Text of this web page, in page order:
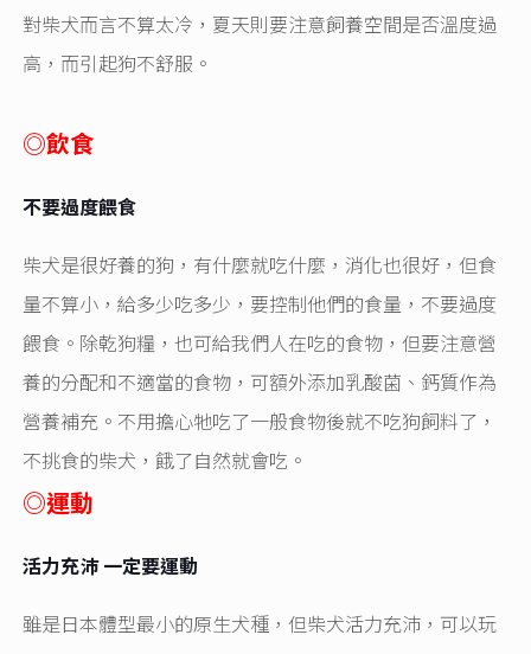
對柴犬而言不算太冷，夏天則要注意飼養空間是否溫度過
高，而引起狗不舒服。
◎飲食
不要過度餵食
柴犬是很好養的狗，有什麼就吃什麼，消化也很好，但食
量不算小，給多少吃多少，要控制他們的食量，不要過度
餵食。除乾狗糧，也可給我們人在吃的食物，但要注意營
養的分配和不適當的食物，可額外添加乳酸菌、鈣質作為
營養補充。不用擔心牠吃了一般食物後就不吃狗飼料了，
不挑食的柴犬，餓了自然就會吃。
◎運動
活力充沛 一定要運動
雖是日本體型最小的原生犬種，但柴犬活力充沛，可以玩